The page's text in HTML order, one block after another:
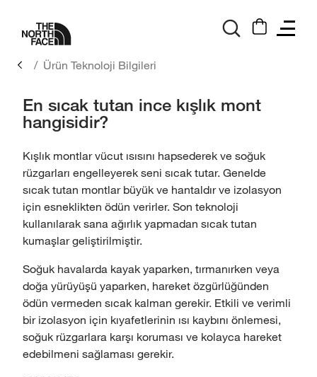
Ürün Teknoloji Bilgileri
En sıcak tutan ince kışlık mont
hangisidir?
Kışlık montlar vücut ısısını hapsederek ve soğuk
rüzgarları engelleyerek seni sıcak tutar. Genelde
sıcak tutan montlar büyük ve hantaldır ve izolasyon
için esneklikten ödün verirler. Son teknoloji
kullanılarak sana ağırlık yapmadan sıcak tutan
kumaşlar geliştirilmiştir.
Soğuk havalarda kayak yaparken, tırmanırken veya
doğa yürüyüşü yaparken, hareket özgürlüğünden
ödün vermeden sıcak kalman gerekir. Etkili ve verimli
bir izolasyon için kıyafetlerinin ısı kaybını önlemesi,
soğuk rüzgarlara karşı koruması ve kolayca hareket
edebilmeni sağlaması gerekir.